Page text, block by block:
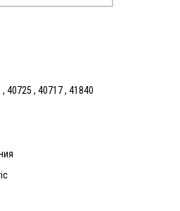
40725 , 40717 , 41840